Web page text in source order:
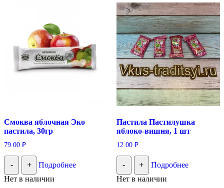
Смоква яблочная Эко
пастила, 30гр
79.00 ₽
- +
Подробнее
Нет в наличии
Пастила Пастилушка
яблоко-вишня, 1 шт
12.00 ₽
- +
Подробнее
Нет в наличии